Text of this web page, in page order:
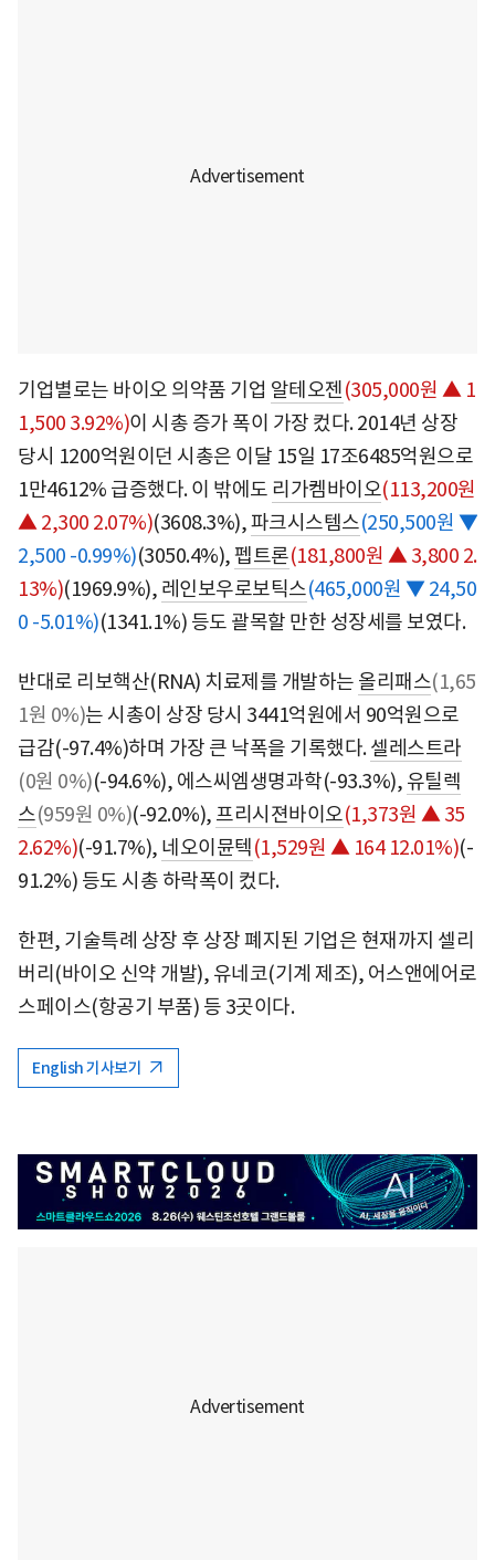
기업별로는 바이오 의약품 기업 알테오젠(305,000원 ▲ 1
1,500 3.92%)이 시총 증가 폭이 가장 컸다. 2014년 상장
당시 1200억원이던 시총은 이달 15일 17조6485억원으로
1만4612% 급증했다. 이 밖에도 리가켐바이오(113,200원
▲ 2,300 2.07%)(3608.3%),파크시스템스(250,500원 ▼
2,500 -0.99%)(3050.4%),펩트론(181,800원 ▲ 3,800 2.
13%)(1969.9%), 레인보우로보틱스(465,000원 ▼ 24,50
0 -5.01%)(1341.1%) 등도 괄목할 만한 성장세를 보였다.
반대로 리보핵산(RNA) 치료제를 개발하는 올리패스(1,65
1원 0%)는 시총이 상장 당시 3441억원에서 90억원으로
급감(-97.4%)하며 가장 큰 낙폭을 기록했다.셀레스트라
(0원 0%)(-94.6%), 에스씨엠생명과학(-93.3%), 유틸렉
스(959원 0%)(-92.0%), 프리시젼바이오(1,373원 ▲ 35
2.62%)(-91.7%), 네오이뮨텍(1,529원 ▲ 164 12.01%)(-
91.2%) 등도 시총 하락폭이 컸다.
한편, 기술특례 상장 후 상장 폐지된 기업은 현재까지 셀리
버리(바이오 신약 개발), 유네코(기계 제조), 어스앤에어로
스페이스(항공기 부품) 등 3곳이다.
English 기사보기